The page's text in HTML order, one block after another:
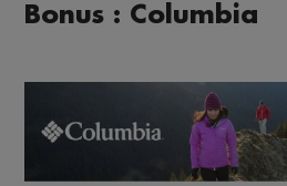
Bonus : Columbia